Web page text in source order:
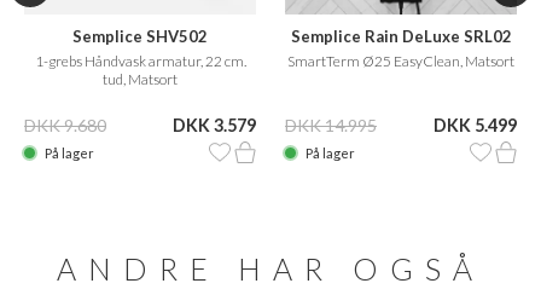
Semplice SHV502
1-grebs Håndvask armatur, 22 cm.
tud, Matsort
DKK 9.680 DKK 3.579
På lager
Semplice Rain DeLuxe SRL02
SmartTerm Ø25 EasyClean, Matsort
DKK 14.995 DKK 5.499
På lager
ANDRE HAR OGSÅ